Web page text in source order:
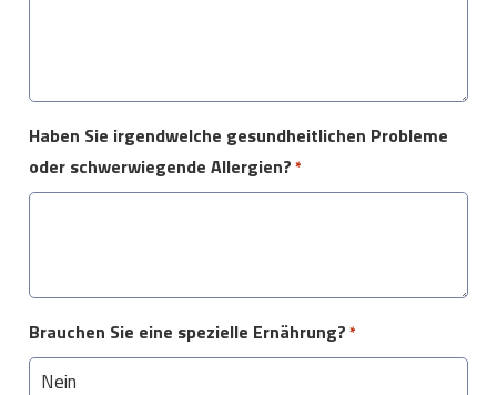
Haben Sie irgendwelche gesundheitlichen Probleme
oder schwerwiegende Allergien? *
Brauchen Sie eine spezielle Ernährung? *